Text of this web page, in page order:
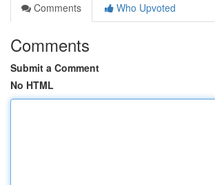
Comments
Who Upvoted
Comments
Submit a Comment
No HTML